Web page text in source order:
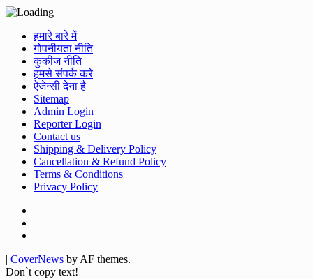
हमारे बारे में
गोपनीयता नीति
कुकीज नीति
हमसे संपर्क करे
ऐजेन्सी देना है
Sitemap
Admin Login
Reporter Login
Contact us
Shipping & Delivery Policy
Cancellation & Refund Policy
Terms & Conditions
Privacy Policy
| CoverNews by AF themes.
Don`t copy text!